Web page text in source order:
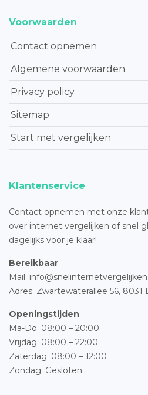
Voorwaarden
Contact opnemen
Algemene voorwaarden
Privacy policy
Sitemap
Start met vergelijken
Klantenservice
Contact opnemen met onze
over internet vergelijken of snel
dagelijks voor je klaar!
Bereikbaar
Mail:
Adres: Zwartewaterallee 56, 8031
Openingstijden
Ma-Do: 08:00 – 20:00
Vrijdag: 08:00 – 22:00
Zaterdag: 08:00 – 12:00
Zondag: Gesloten